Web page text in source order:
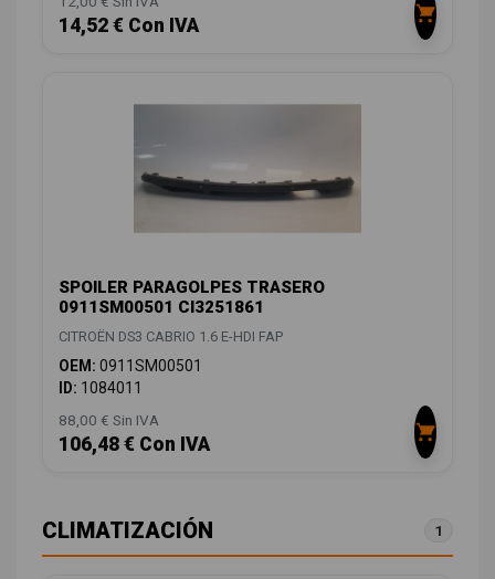
14,52 € Con IVA
SPOILER PARAGOLPES TRASERO
0911SM00501 CI3251861
CITROËN DS3 CABRIO 1.6 E-HDI FAP
OEM: 0911SM00501
ID: 1084011
88,00 € Sin IVA
106,48 € Con IVA
CLIMATIZACIÓN 1